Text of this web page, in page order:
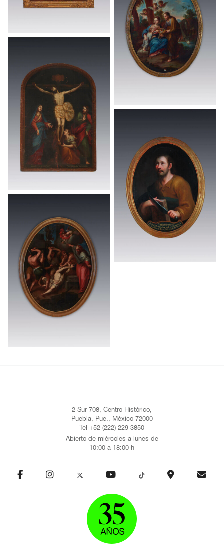
2 Sur 708, Centro Histórico,
Puebla, Pue., México 72000
Tel +52 (222) 229 3850
Abierto de miércoles a lunes de
10:00 a 18:00 h